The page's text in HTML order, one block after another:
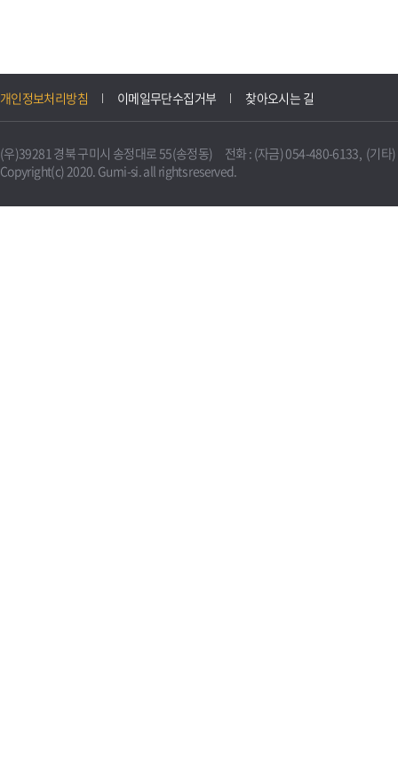
개인정보처리방침 이메일무단수집거부 찾아오시는 길
(우)39281 경북 구미시 송정대로 55(송정동) 전화 : (자금) 054-480-6133, (기타
Copyright(c) 2020. Gumi-si. all rights reserved.